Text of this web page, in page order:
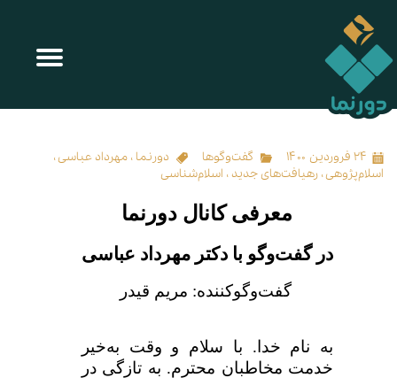
۲۴ فروردین ۱۴۰۰ گفت‌وگوها دورنما، مهرداد عباسی،
اسلام‌پژوهی، رهیافت‌های جدید، اسلام‌شناسی
معرفی کانال دورنما
در گفت‌و‌گو با دکتر مهرداد عباسی
گفت‌و‌گوکننده: مریم قیدر
به نام خدا. با سلام و وقت به‌خیر
خدمت مخاطبان محترم. به تازگی در